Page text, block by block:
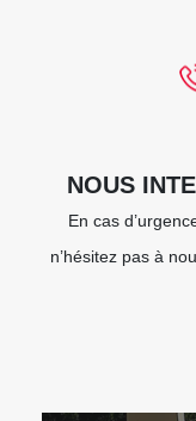
NOUS
En cas
n’hésitez pas à